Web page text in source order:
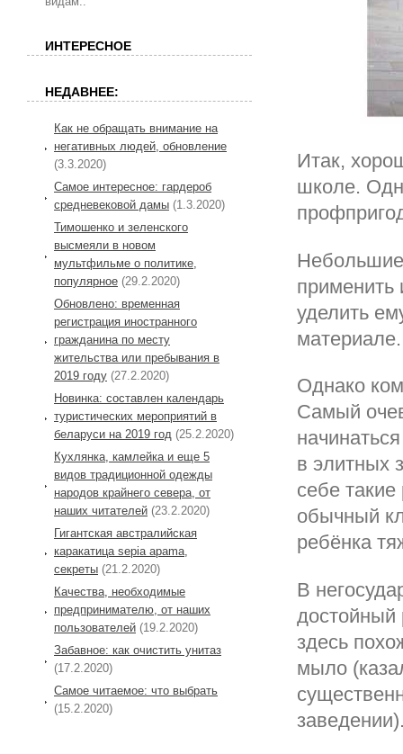
Итак,
школе.
Небольшие
применить
уделить
материале.
Однако
Самый
в элитных
себе
обычный
ребёнка
В
достойный
здесь
мыло
ИНТЕРЕСНОЕ
НЕДАВНЕЕ:
Как не обращать внимание на
негативных людей, обновление
(3.3.2020)
Самое интересное: гардероб
средневековой дамы (1.3.2020)
Тимошенко и зеленского
высмеяли в новом
мультфильме о политике,
популярное (29.2.2020)
Обновлено: временная
регистрация иностранного
гражданина по месту
жительства или пребывания в
2019 году (27.2.2020)
Новинка: составлен календарь
туристических мероприятий в
беларуси на 2019 год (25.2.2020)
Кухлянка, камлейка и еще 5
видов традиционной одежды
народов крайнего севера, от
наших читателей (23.2.2020)
Гигантская австралийская
каракатица sepia apama,
секреты (21.2.2020)
Качества, необходимые
предпринимателю, от наших
пользователей (19.2.2020)
Забавное: как очистить унитаз
(17.2.2020)
Самое читаемое: что выбрать
(15.2.2020)